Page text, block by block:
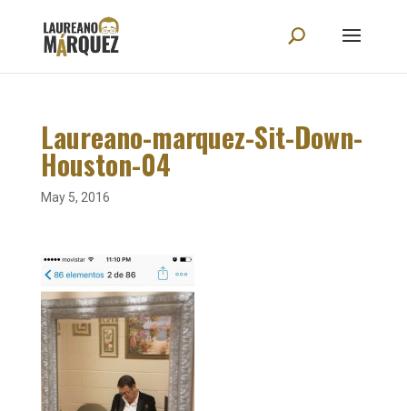
Laureano-marquez-Sit-Down-
Houston-04
May 5, 2016